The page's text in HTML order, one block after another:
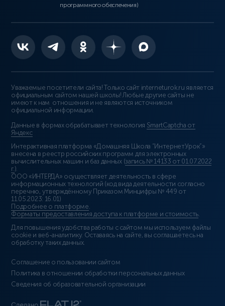
программного обеспечения)
Уважаемые посетители сайта! Только сайт interneturok.ru является
официальным сайтом нашей школы! Любые другие сайты не
имеют к нам отношения и не являются источником
официальной информации.
Данные в формах обрабатывает технология SmartCaptcha от
Яндекс
Интерактивная платформа «Домашняя Школа “ИнтернетУрок”»
внесена в реестр российских программ для электронных
вычислительных машин и баз данных (запись № 14133 от 01.07.2022
г.).
ООО «ИНТЕРДА» осуществляет деятельность в сфере
информационных технологий (код вида деятельности согласно
перечню, утверждённому Приказом Минцифры № 449 от
11.05.2023: 16.01)
Подробнее о платформе.
Форматы предоставления доступа к платформе и стоимость.
Для повышения удобства работы с сайтом мы используем файлы
cookie и веб-аналитику. Оставаясь на сайте, вы соглашаетесь на
обработку таких данных.
Соглашение о пользовании сайтом
Политика в отношении обработки персональных данных
Сведения об образовательной организации